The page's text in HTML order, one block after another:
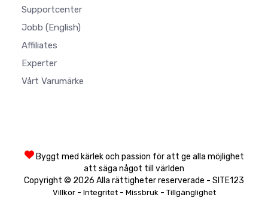
Supportcenter
Jobb (English)
Affiliates
Experter
Vårt Varumärke
Byggt med kärlek och passion för att ge alla möjlighet
att säga något till världen
Copyright © 2026 Alla rättigheter reserverade - SITE123
Villkor- Integritet- Missbruk- Tillgänglighet